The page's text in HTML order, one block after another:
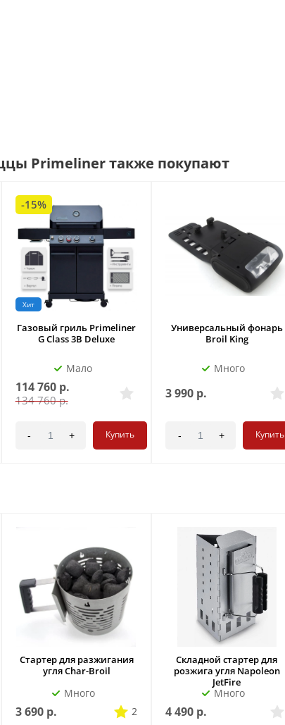
Primeliner также покупают
-15%
Хит
Газовый гриль Primeliner
G Class 3B Deluxe
Мало
114 760р.
134 760р.
- + Купить
Универсальный фонарь
Broil King
Много
3 990 р.
- + Купить
Стартер для разжигания
угля Char-Broil
Много
3 690р. 2
Складной стартер для
розжига угля Napoleon
JetFire
Много
4 490 р.